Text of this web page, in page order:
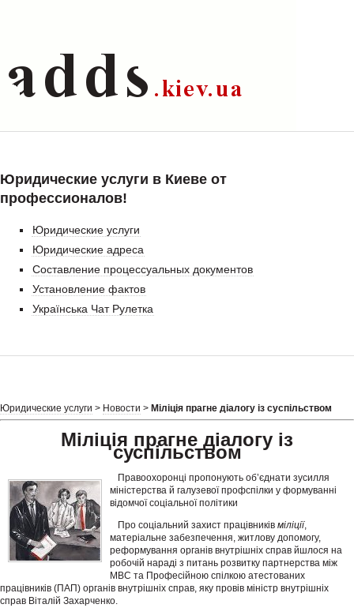
Юридические услуги в Киеве от
профессионалов!
Юридические услуги
Юридические адреса
Составление процессуальных документов
Установление фактов
Українська Чат Рулетка
Юридические услуги > Новости > Міліція прагне діалогу із суспільством
Міліція прагне діалогу із
суспільством
Правоохоронці пропонують об’єднати зусилля
міністерства й галузевої профспілки у формуванні
відомчої соціальної політики
Про соціальний захист працівників міліції,
матеріальне забезпечення, житлову допомогу,
реформування органів внутрішніх справ йшлося на
робочій нараді з питань розвитку партнерства між
МВС та Професійною спілкою атестованих
працівників (ПАП) органів внутрішніх справ, яку провів міністр внутрішніх
справ Віталій Захарченко.